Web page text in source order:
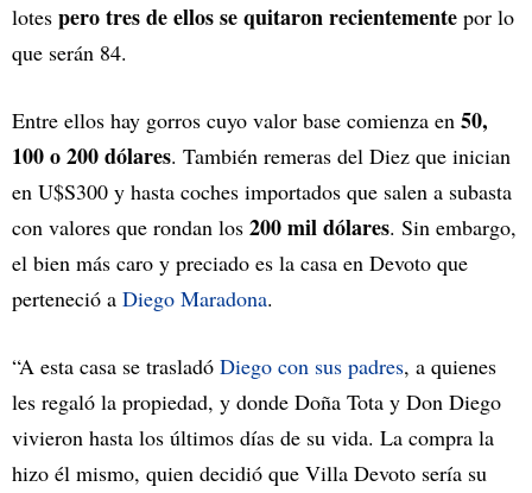
lotes pero tres de ellos se quitaron recientemente por lo
que serán 84.
Entre ellos hay gorros cuyo valor base comienza en 50,
100 o 200 dólares. También remeras del Diez que inician
en U$S300 y hasta coches importados que salen a subasta
con valores que rondan los 200 mil dólares. Sin embargo,
el bien más caro y preciado es la casa en Devoto que
perteneció a Diego Maradona.
“A esta casa se trasladó Diego con sus padres, a quienes
les regaló la propiedad, y donde Doña Tota y Don Diego
vivieron hasta los últimos días de su vida. La compra la
hizo él mismo, quien decidió que Villa Devoto sería su